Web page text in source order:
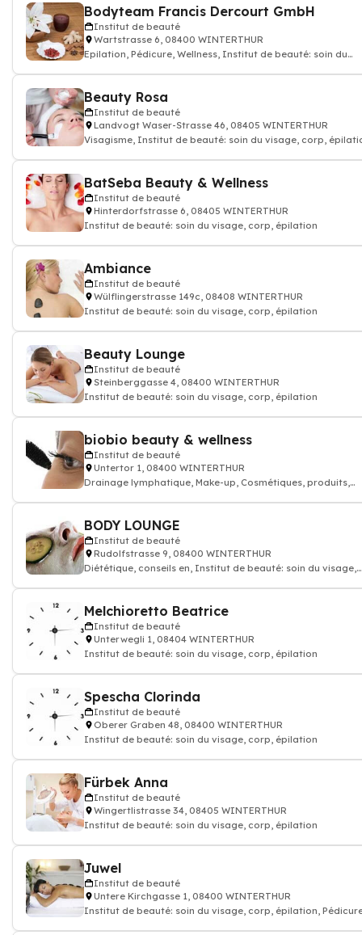
Bodyteam Francis Dercourt GmbH
Institut de beauté
Wartstrasse 6, 08400 WINTERTHUR
Epilation, Pédicure, Wellness, Institut de beauté: soin du
Beauty Rosa
Institut de beauté
Landvogt Waser-Strasse 46, 08405 WINTERTHUR
Visagisme, Institut de beauté: soin du visage, corp,
BatSeba Beauty & Wellness
Institut de beauté
Hinterdorfstrasse 6, 08405 WINTERTHUR
Institut de beauté: soin du visage, corp, épilation
Ambiance
Institut de beauté
Wülflingerstrasse 149c, 08408 WINTERTHUR
Institut de beauté: soin du visage, corp, épilation
Beauty Lounge
Institut de beauté
Steinberggasse 4, 08400 WINTERTHUR
Institut de beauté: soin du visage, corp, épilation
biobio beauty & wellness
Institut de beauté
Untertor 1, 08400 WINTERTHUR
Drainage lymphatique, Make-up, Cosmétiques, produits,
BODY LOUNGE
Institut de beauté
Rudolfstrasse 9, 08400 WINTERTHUR
Diététique, conseils en, Institut de beauté: soin du visage,
Melchioretto Beatrice
Institut de beauté
Unterwegli 1, 08404 WINTERTHUR
Institut de beauté: soin du visage, corp, épilation
Spescha Clorinda
Institut de beauté
Oberer Graben 48, 08400 WINTERTHUR
Institut de beauté: soin du visage, corp, épilation
Fürbek Anna
Institut de beauté
Wingertlistrasse 34, 08405 WINTERTHUR
Institut de beauté: soin du visage, corp, épilation
Juwel
Institut de beauté
Untere Kirchgasse 1, 08400 WINTERTHUR
Institut de beauté: soin du visage, corp, épilation,